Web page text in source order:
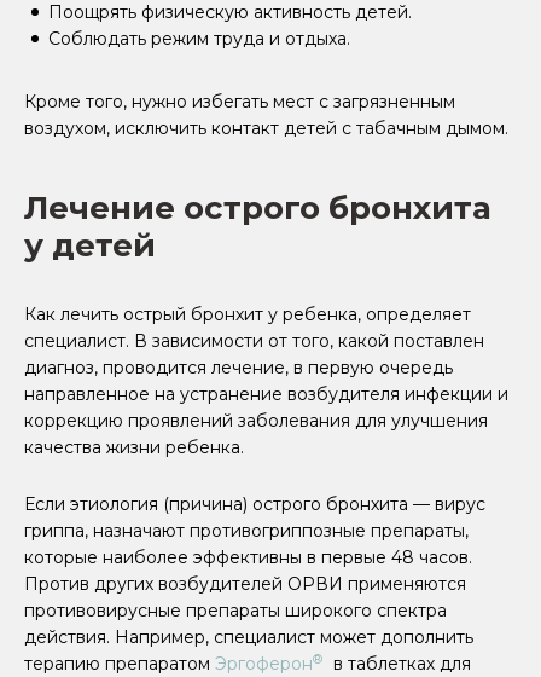
Поощрять физическую активность детей.
Соблюдать режим труда и отдыха.
Кроме того, нужно избегать мест с загрязненным
воздухом, исключить контакт детей с табачным дымом.
Лечение острого бронхита
у детей
Как лечить острый бронхит у ребенка, определяет
специалист. В зависимости от того, какой поставлен
диагноз, проводится лечение, в первую очередь
направленное на устранение возбудителя инфекции и
коррекцию проявлений заболевания для улучшения
качества жизни ребенка.
Если этиология (причина) острого бронхита — вирус
гриппа, назначают противогриппозные препараты,
которые наиболее эффективны в первые 48 часов.
Против других возбудителей ОРВИ применяются
противовирусные препараты широкого спектра
действия. Например, специалист может дополнить
терапию препаратом Эргоферон®
в таблетках для